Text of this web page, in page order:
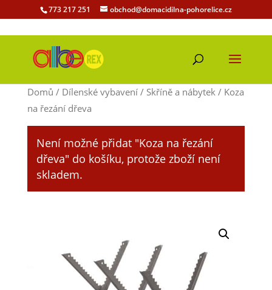
773 217 251 obchod@domacidilna-pohorelice.cz
Domů / Dílenské vybavení/ Skříně a nábytek/ Koza
na řezání dřeva
Není možné přidat "Koza na řezání
dřeva" do košíku, protože zboží není
skladem.